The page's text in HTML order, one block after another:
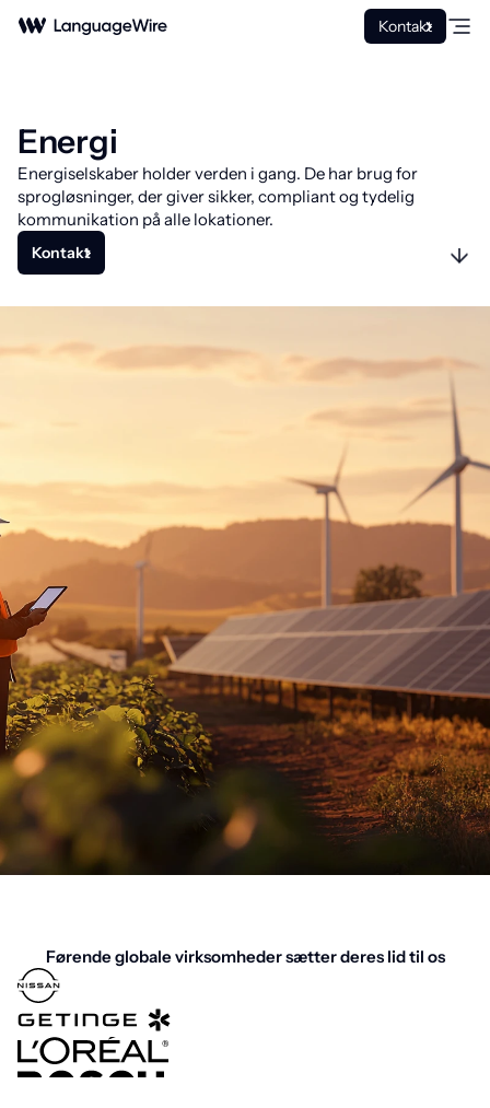
Kontakt
Energi
Energiselskaber holder verden i gang. De har brug for
sprogløsninger, der giver sikker, compliant og tydelig
kommunikation på alle lokationer.
Kontakt
Førende globale virksomheder sætter deres lid til os